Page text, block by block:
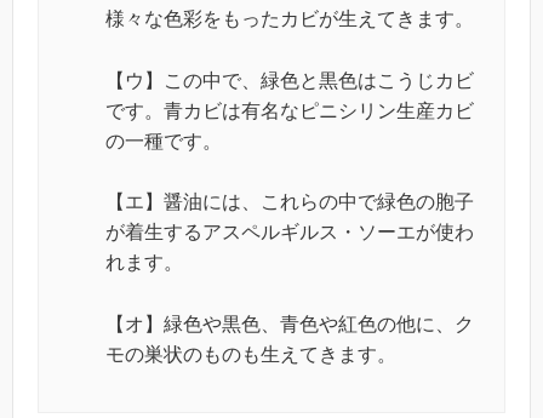
様々な色彩をもったカビが生えてきます。
【ウ】この中で、緑色と黒色はこうじカビ
です。青カビは有名なピニシリン生産カビ
の一種です。
【エ】醤油には、これらの中で緑色の胞子
が着生するアスペルギルス・ソーエが使わ
れます。
【オ】緑色や黒色、青色や紅色の他に、ク
モの巣状のものも生えてきます。